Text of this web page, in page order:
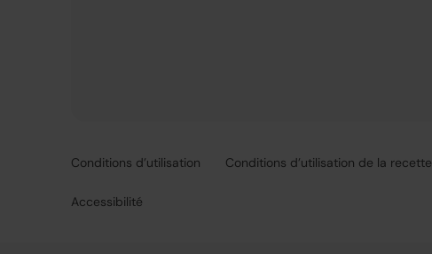
Conditions d’utilisation Conditions d’utilisation de la recette
Accessibilité